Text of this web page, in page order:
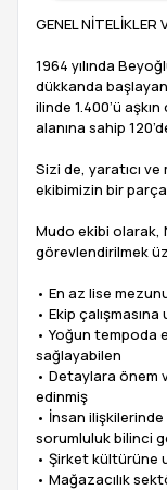
GENEL NİTELİKLER
1964 yılında
dükkanda başlayan
ilinde 1.400’ü aşkın
alanına sahip
Sizi de, yaratıcı
ekibimizin bir
Mudo ekibi olarak,
görevlendirilmek
• En az lise
• Ekip çalışmasına
• Yoğun tempoda
sağlayabilen
• Detaylara önem
edinmiş
• İnsan
sorumluluk bilinci
• Şirket kültürüne
• Mağazacılık